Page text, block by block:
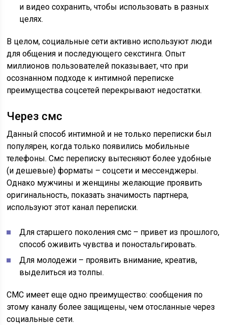
и видео сохранить, чтобы использовать в разных
целях.
В целом, социальные сети активно используют люди
для общения и последующего секстинга. Опыт
миллионов пользователей показывает, что при
осознанном подходе к интимной переписке
преимущества соцсетей перекрывают недостатки.
Через смс
Данный способ интимной и не только переписки был
популярен, когда только появились мобильные
телефоны. Смс переписку вытесняют более удобные
(и дешевые) форматы – соцсети и мессенджеры.
Однако мужчины и женщины желающие проявить
оригинальность, показать значимость партнера,
используют этот канал переписки.
Для старшего поколения смс – привет из прошлого,
способ оживить чувства и поностальгировать.
Для молодежи – проявить внимание, креатив,
выделиться из толпы.
СМС имеет еще одно преимущество: сообщения по
этому каналу более защищены, чем отосланные через
социальные сети.